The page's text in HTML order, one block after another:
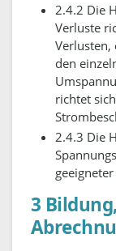
2.4.2 Die
Verluste
Verlusten,
den
richtet
2.4.3 Die
3